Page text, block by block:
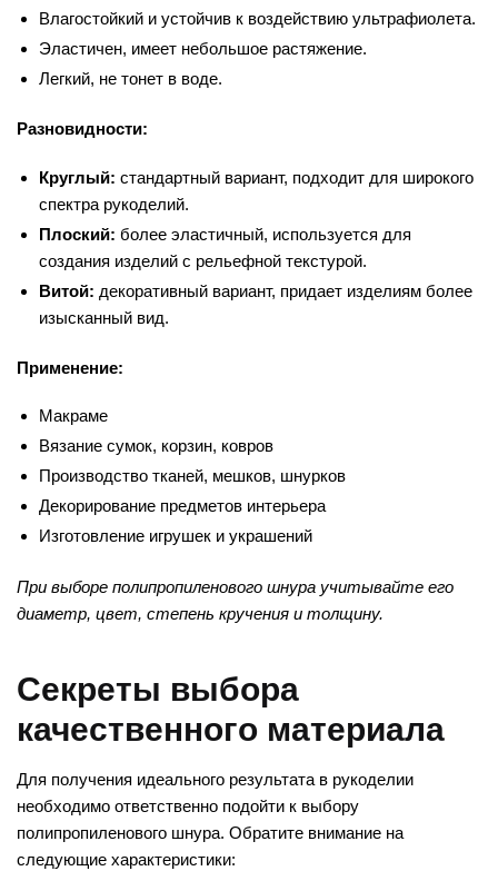
Влагостойкий и устойчив к воздействию ультрафиолета.
Эластичен, имеет небольшое растяжение.
Легкий, не тонет в воде.
Разновидности:
Круглый: стандартный вариант, подходит для широкого
спектра рукоделий.
Плоский: более эластичный, используется для
создания изделий с рельефной текстурой.
Витой: декоративный вариант, придает изделиям более
изысканный вид.
Применение:
Макраме
Вязание сумок, корзин, ковров
Производство тканей, мешков, шнурков
Декорирование предметов интерьера
Изготовление игрушек и украшений
При выборе полипропиленового шнура учитывайте его
диаметр, цвет, степень кручения и толщину.
Секреты выбора
качественного материала
Для получения идеального результата в рукоделии
необходимо ответственно подойти к выбору
полипропиленового шнура. Обратите внимание на
следующие характеристики: